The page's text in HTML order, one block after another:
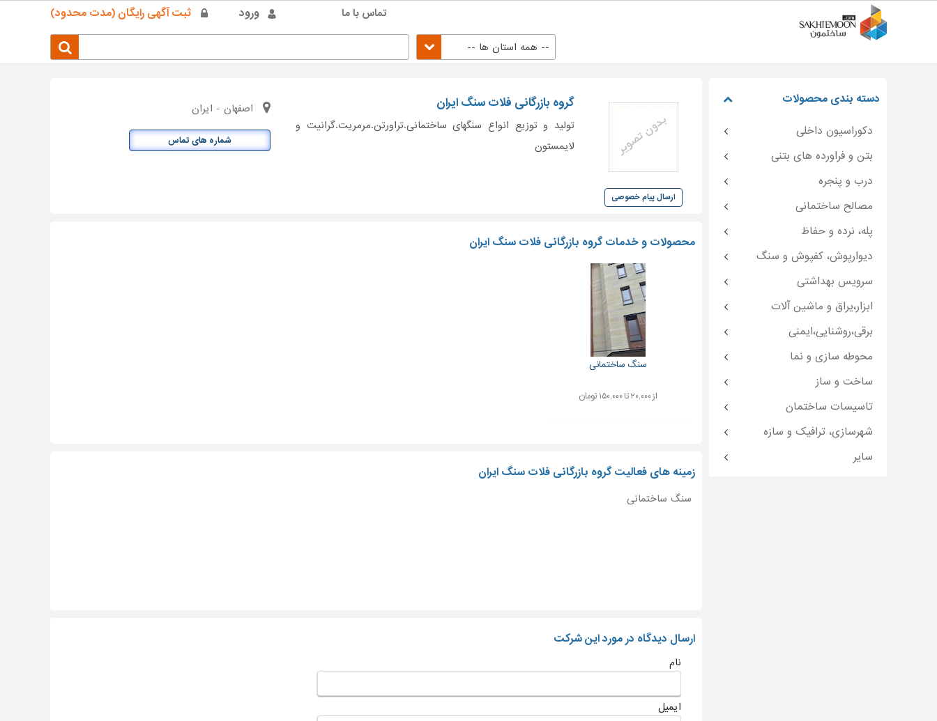
ورود ثبت آگهی رایگان (مدت محدود) تماس با ما
-- همه استان ها --
ارسال پیام خصوصی
گروه بازرگانی فلات سنگ ایران
تولید و توزیع انواع سنگهای ساختمانی.تراورتن.مرمریت.گرانیت و
لایمستون
اصفهان - ایران
شماره های تماس
محصولات و خدمات گروه بازرگانی فلات سنگ ایران
سنگ ساختمانی
از ۲۰,۰۰۰ تا ۱۵۰,۰۰۰ تومان
زمینه های فعالیت گروه بازرگانی فلات سنگ ایران
سنگ ساختمانی
ارسال دیدگاه در مورد این شرکت
نام
ایمیل
دسته بندی محصولات
دکوراسیون داخلی
بتن و فراورده های بتنی
درب و پنجره
مصالح ساختمانی
پله، نرده و حفاظ
دیوارپوش، کفپوش و سنگ
سرویس بهداشتی
ابزار،یراق و ماشین آلات
برقی،روشنایی،ایمنی
محوطه سازی و نما
ساخت و ساز
تاسیسات ساختمان
شهرسازی، ترافیک و سازه
سایر